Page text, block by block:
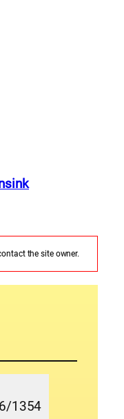
the site owner.
1354